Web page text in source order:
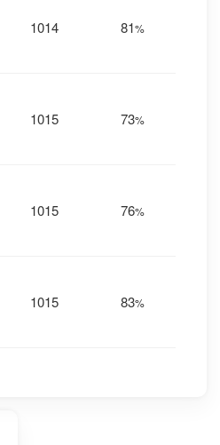
1014 81%
1015 73%
1015 76%
1015 83%